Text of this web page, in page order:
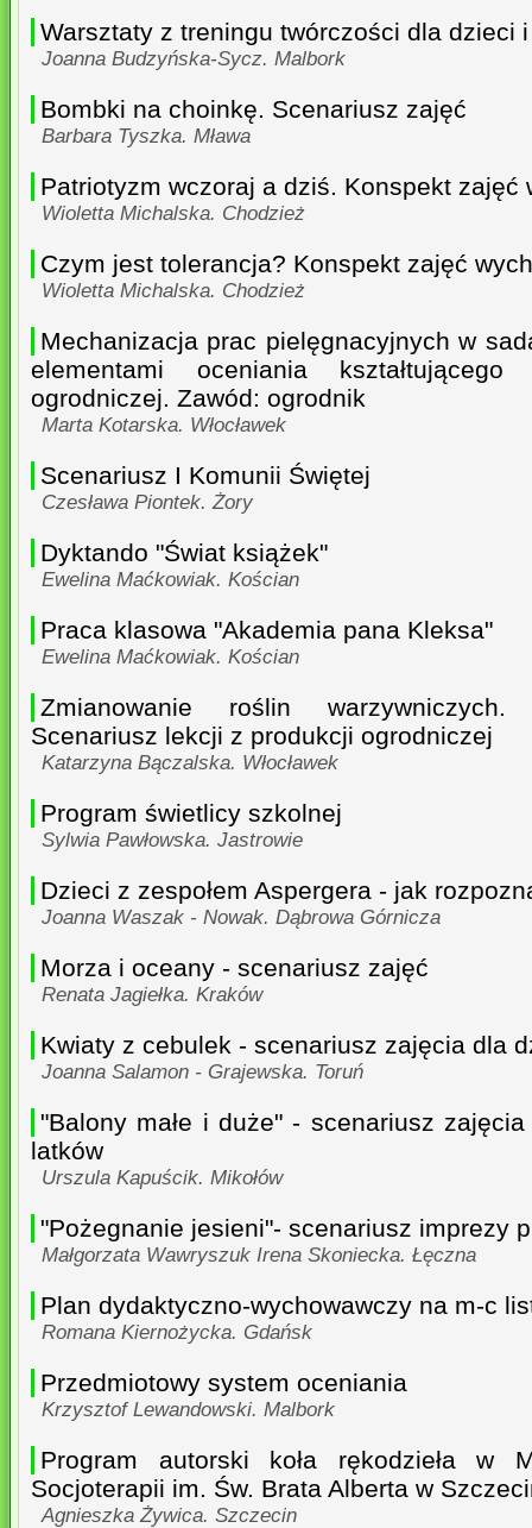
Warsztaty z treningu twórczości dla dzieci i
Joanna Budzyńska-Sycz. Malbork
Bombki na choinkę. Scenariusz zajęć
Barbara Tyszka. Mława
Patriotyzm wczoraj a dziś. Konspekt zajęć
Wioletta Michalska. Chodzież
Czym jest tolerancja? Konspekt zajęć
Wioletta Michalska. Chodzież
Mechanizacja prac pielęgnacyjnych w
elementami oceniania
ogrodniczej. Zawód: ogrodnik
Marta Kotarska. Włocławek
Scenariusz I Komunii Świętej
Czesława Piontek. Żory
Dyktando "Świat książek"
Ewelina Maćkowiak. Kościan
Praca klasowa "Akademia pana Kleksa"
Ewelina Maćkowiak. Kościan
Zmianowanie roślin warzywniczych.
Scenariusz lekcji z produkcji ogrodniczej
Katarzyna Bączalska. Włocławek
Program świetlicy szkolnej
Sylwia Pawłowska. Jastrowie
Dzieci z zespołem Aspergera - jak
Joanna Waszak - Nowak. Dąbrowa Górnicza
Morza i oceany - scenariusz zajęć
Renata Jagiełka. Kraków
Kwiaty z cebulek - scenariusz zajęcia dla
Joanna Salamon - Grajewska. Toruń
"Balony małe i duże" - scenariusz
latków
Urszula Kapuścik. Mikołów
"Pożegnanie jesieni"- scenariusz imprezy
Małgorzata Wawryszuk Irena Skoniecka. Łęczna
Plan dydaktyczno-wychowawczy na m-c
Romana Kiernożycka. Gdańsk
Przedmiotowy system oceniania
Krzysztof Lewandowski. Malbork
Program autorski koła rękodzieła w
Socjoterapii im. Św. Brata Alberta w
Agnieszka Żywica. Szczecin